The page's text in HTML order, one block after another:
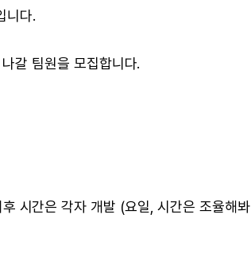
니다.
갈 팀원을 모집합니다.
시간은 각자 개발 (요일, 시간은 조율해봐